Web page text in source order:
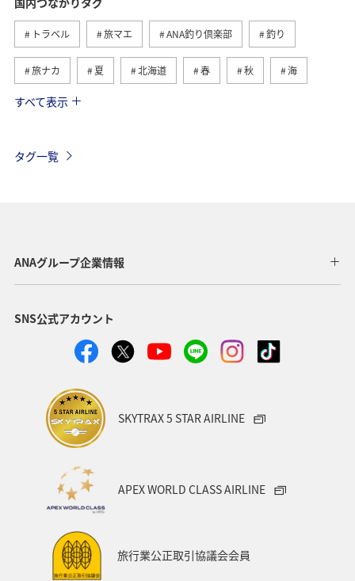
トラベル 旅マエ ANA釣り倶楽部 釣り
旅ナカ 夏 北海道 春 秋 海
川 グルメ
ヤマメ 福岡県 ワカサギ トラウト
静岡県 鹿児島県
アオリイカ 宮崎県 マダイ 大分県
イワナ 秋田県
群馬県 マイルを貯める
和歌山県
千葉県 アマゴ
岐阜県 ワーケーション
すべて表示
タグ一覧
ANAグループ企業情報
SNS公式アカウント
SKYTRAX 5 STAR AIRLINE
APEX WORLD CLASS AIRLINE
旅行業公正取引協議会会員